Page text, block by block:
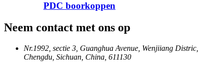
PDC boorkoppen
Neem contact met ons op
Nr.1992, sectie 3, Guanghua Avenue, Wenjiiang Distric,
Chengdu, Sichuan, China, 611130